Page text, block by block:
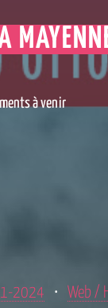
à venir
2024 Web /